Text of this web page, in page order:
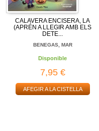
CALAVERA ENCISERA, LA
(APRÉN A LLEGIR AMB ELS
DETE...
BENEGAS, MAR
Disponible
7,95 €
AFEGIR A LA CISTELLA